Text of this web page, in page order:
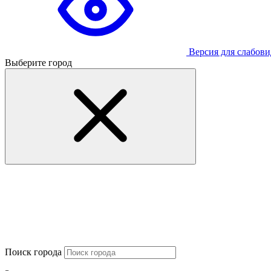
Версия для
Выберите город
Поиск города